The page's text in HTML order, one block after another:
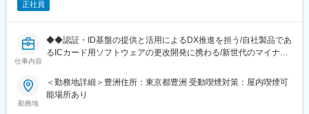
制度等も活発に行われています。色々なプロジェクトをスピーデ
ィに経験しながらスキルをつけたり、中長期案件に長く安定的に
■教育体制：
向上の指針があり、上長との相談をしながら適切なキャリア形成
が行える制度がございます。
正社員
仕事内容
◆◆認証・ID基盤の提供と活用によるDX推進を担う/自社製品であ
るICカード用ソフトウェアの更改開発に携わる/新世代のマイナン
可◆◆
■概要
勤務地
＜勤務地詳細＞豊洲住所：東京都豊洲 受動喫煙対策：屋内喫煙可
能場所あり